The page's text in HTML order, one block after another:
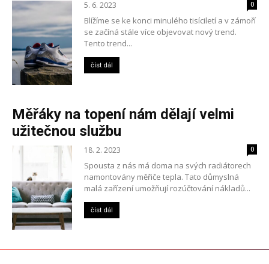
5. 6. 2023 0
Blížíme se ke konci minulého tisíciletí a v zámoří
se začíná stále více objevovat nový trend.
Tento trend...
číst dál
Měřáky na topení nám dělají velmi
užitečnou službu
18. 2. 2023 0
Spousta z nás má doma na svých radiátorech
namontovány měřiče tepla. Tato důmyslná
malá zařízení umožňují rozúčtování nákladů...
číst dál